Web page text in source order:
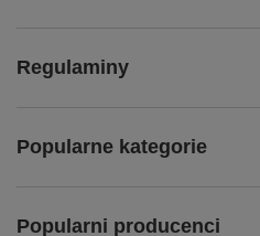
Regulaminy
Popularne kategorie
Popularni producenci